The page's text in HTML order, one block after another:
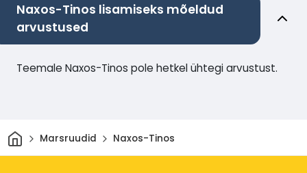
Naxos-Tinos lisamiseks mõeldud
arvustused
Teemale Naxos-Tinos pole hetkel ühtegi arvustust.
Avaleht
Marsruudid Naxos-Tinos